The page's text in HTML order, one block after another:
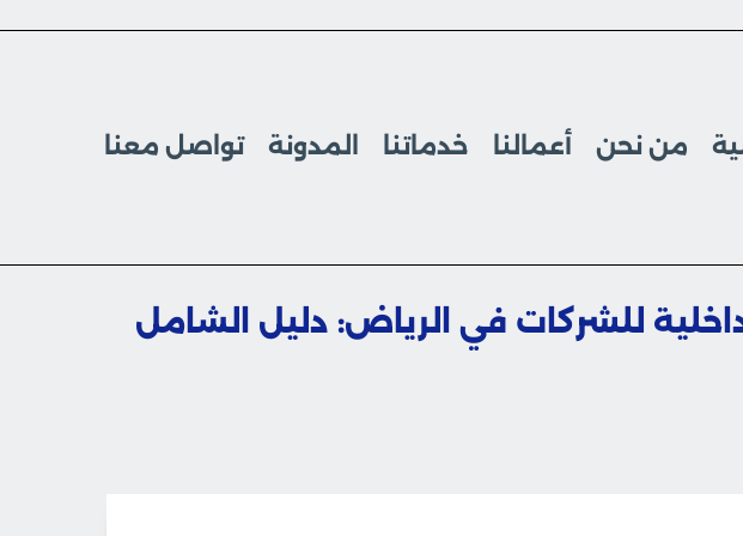
من نحن أعمالنا خدماتنا المدونة تواصل معنا
للشركات في الرياض: دليل الشامل